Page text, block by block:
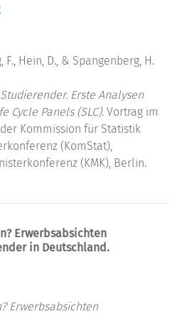
F., Hein, D., & Spangenberg, H.
Erste Analysen
Cycle Panels (SLC). Vortrag im
Kommission für Statistik
(KomStat),
(KMK), Berlin.
Erwerbsabsichten
in Deutschland.
Erwerbsabsichten